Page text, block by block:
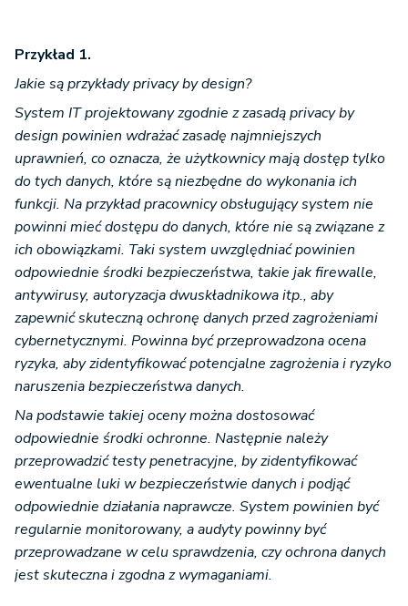
Przykład 1.
Jakie są przykłady privacy by design?
System IT projektowany zgodnie z zasadą privacy by
design powinien wdrażać zasadę najmniejszych
uprawnień, co oznacza, że użytkownicy mają dostęp tylko
do tych danych, które są niezbędne do wykonania ich
funkcji. Na przykład pracownicy obsługujący system nie
powinni mieć dostępu do danych, które nie są związane z
ich obowiązkami. Taki system uwzględniać powinien
odpowiednie środki bezpieczeństwa, takie jak firewalle,
antywirusy, autoryzacja dwuskładnikowa itp., aby
zapewnić skuteczną ochronę danych przed zagrożeniami
cybernetycznymi. Powinna być przeprowadzona ocena
ryzyka, aby zidentyfikować potencjalne zagrożenia i ryzyko
naruszenia bezpieczeństwa danych.
Na podstawie takiej oceny można dostosować
odpowiednie środki ochronne. Następnie należy
przeprowadzić testy penetracyjne, by zidentyfikować
ewentualne luki w bezpieczeństwie danych i podjąć
odpowiednie działania naprawcze. System powinien być
regularnie monitorowany, a audyty powinny być
przeprowadzane w celu sprawdzenia, czy ochrona danych
jest skuteczna i zgodna z wymaganiami.